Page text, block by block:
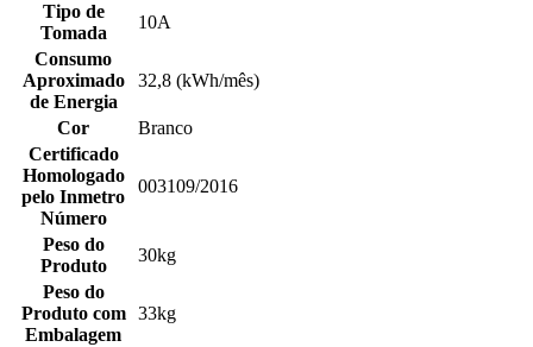
Tipo de
Tomada
10A
Consumo
Aproximado
de Energia
32,8 (kWh/mês)
Cor
Branco
Certificado
Homologado
pelo Inmetro
Número
003109/2016
Peso do
Produto
30kg
Peso do
Produto com
Embalagem
33kg